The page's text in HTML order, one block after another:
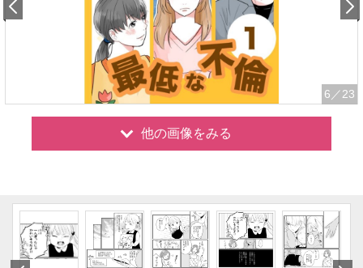
6 ／23
他の画像をみる